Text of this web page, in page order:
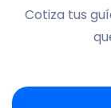
Cotiza tus